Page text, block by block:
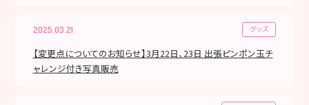
2025.03.21 グッズ
【変更点についてのお知らせ】3月22日、23日 出張ピンポン玉チ
ャレンジ付き写真販売